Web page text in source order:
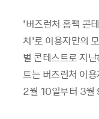
‘버즈런처 홈팩 콘
처’로 이용자만의
벌 콘테스트로 지
트는 버즈런처 이
2월 10일부터 3월